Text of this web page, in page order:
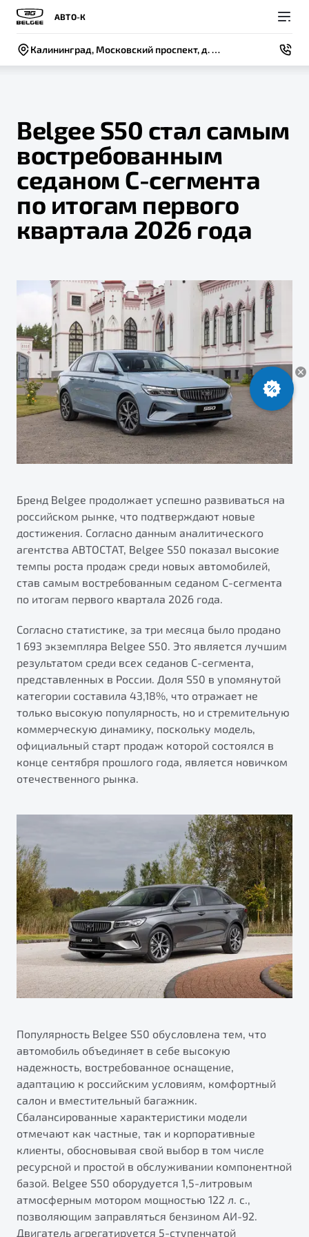
АВТО-К
Калининград, Московский проспект, д. 250
Модели
Новый
X50+
Яркий кроссовер
от 2 219 990 ₽*
Обзор В наличии
S50
Элегантный и практичный седан
от 1 699 990 ₽*
Обзор В наличии
X70
Универсальный кроссовер
от 2 499 990 ₽*
Обзор В наличии
Покупателям
ВЫБОР И ПОКУПКА
Автомобили в наличии
Спецпредложения и Акции
ФИНАНСЫ И УСЛУГИ
Автокредит
Трейд-ин
Страхование
Расчет КАСКО
Узнайте о специальных выгодах при покупке
Подробно
Автомобили в наличии
Тест-драйв
Автокредит
Спецпредложения
Владельцам
СЕРВИС
Записаться на сервис
Руководство по эксплуатации
Калькулятор ТО
ПОДДЕРЖКА
Гарантия Belgee
Belgee Линк
Belgee Клуб
Belgee Плюс
Реферальная программа
Помощь на дорогах
Будьте еще более уверены на дорогах с программой
"Помощь на дорогах"
Преимущества программы
Запись на сервис
Клиентская поддержка
О компании
СОБЫТИЯ
Новости
Контакты
О бренде
О дилерском центре
Правовая информация
НАША КОМАНДА
Belgee S50 стал самым
востребованным
седаном С-сегмента
по итогам первого
квартала 2026 года
Бренд Belgee продолжает успешно развиваться на
российском рынке, что подтверждают новые
достижения. Согласно данным аналитического
агентства АВТОСТАТ, Belgee S50 показал высокие
темпы роста продаж среди новых автомобилей,
став самым востребованным седаном С-сегмента
по итогам первого квартала 2026 года.
Согласно статистике, за три месяца было продано
1 693 экземпляра Belgee S50. Это является лучшим
результатом среди всех седанов С-сегмента,
представленных в России. Доля S50 в упомянутой
категории составила 43,18%, что отражает не
только высокую популярность, но и стремительную
коммерческую динамику, поскольку модель,
официальный старт продаж которой состоялся в
конце сентября прошлого года, является новичком
отечественного рынка.
Популярность Belgee S50 обусловлена тем, что
автомобиль объединяет в себе высокую
надежность, востребованное оснащение,
адаптацию к российским условиям, комфортный
салон и вместительный багажник.
Сбалансированные характеристики модели
отмечают как частные, так и корпоративные
клиенты, обосновывая свой выбор в том числе
ресурсной и простой в обслуживании компонентной
базой. Belgee S50 оборудуется 1,5-литровым
атмосферным мотором мощностью 122 л. с.,
позволяющим заправляться бензином АИ-92.
Двигатель агрегатируется 5-ступенчатой